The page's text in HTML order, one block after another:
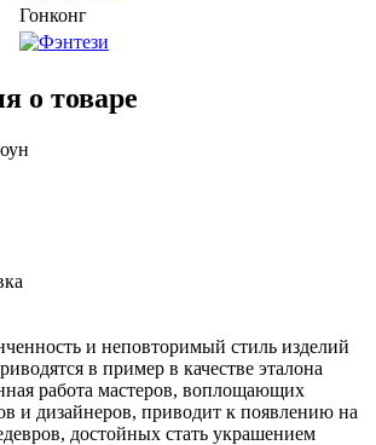
Гонконг
о товаре
и неповторимый стиль изделий
в пример в качестве эталона
работа мастеров, воплощающих
и дизайнеров, приводит к появлению на
достойных стать украшением